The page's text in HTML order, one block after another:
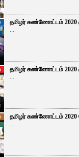
தமிழர் கண்ணோட்டம் 2020
...
தமிழர் கண்ணோட்டம் 2020
...
தமிழர் கண்ணோட்டம் 2020
...